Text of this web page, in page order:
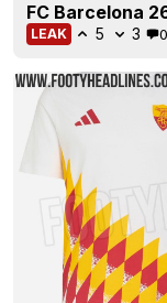
FC Barcelona
LEAK 5 3 0